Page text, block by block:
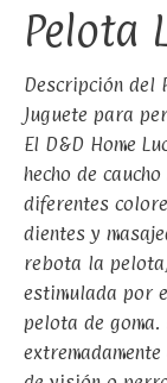
Pelota
Descripción del
Juguete para
El D&D Home
hecho de
diferentes
dientes y
rebota la
estimulada por
pelota de goma.